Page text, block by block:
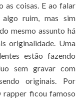
as coisas. E ao falar
ruim, mas sim
mesmo assunto há
originalidade. Uma
estão fazendo
sem gravar com
originais. Por
rapper ficou famoso